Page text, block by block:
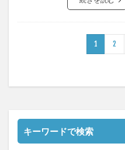
1 2
キーワードで検索